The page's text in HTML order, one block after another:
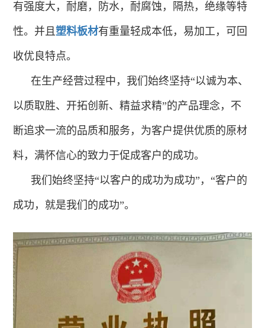
有强度大，耐磨，防水，耐腐蚀， 隔热，绝缘等特
性。并且塑料板材有重量轻成本低，易加工，可回
收优良特点。
在生产经营过程中，我们始终坚持“以诚为本、
以质取胜、开拓创新、精益求精”的产品理念，不
断追求一流的品质和服务，为客户提供优质的原材
料，满怀信心的致力于促成客户的成功。
我们始终坚持“以客户的成功为成功”，“客户的
成功，就是我们的成功”。